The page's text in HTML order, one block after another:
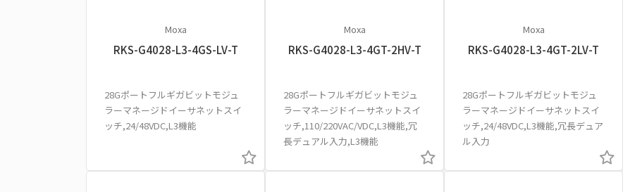
Moxa
RKS-G4028-L3-4GS-LV-T
28Gポートフルギガビットモジュ
ラーマネージドイーサネットスイ
ッチ,24/48VDC,L3機能
Moxa
RKS-G4028-L3-4GT-2HV-T
28Gポートフルギガビットモジュ
ラーマネージドイーサネットスイ
ッチ,110/220VAC/VDC,L3機能,冗
長デュアル入力,L3機能
Moxa
RKS-G4028-L3-4GT-2LV-T
28Gポートフルギガビットモジュ
ラーマネージドイーサネットスイ
ッチ,24/48VDC,L3機能,冗長デュア
ル入力